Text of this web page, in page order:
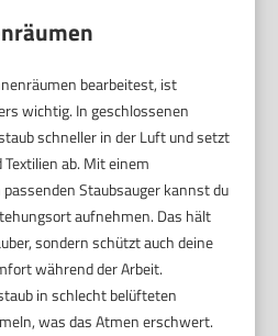
bearbeitest, ist
wichtig. In geschlossenen
schneller in der Luft und setzt
ab. Mit einem
Staubsauger kannst du
aufnehmen. Das hält
sondern schützt auch deine
während der Arbeit.
in schlecht belüfteten
was das Atmen erschwert.